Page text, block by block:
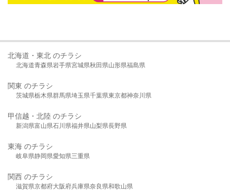
北海道・東北 のチラシ
北海道青森県岩手県宮城県秋田県山形県福島県
関東 のチラシ
茨城県栃木県群馬県埼玉県千葉県東京都神奈川県
甲信越・北陸 のチラシ
新潟県富山県石川県福井県山梨県長野県
東海 のチラシ
岐阜県静岡県愛知県三重県
関西 のチラシ
滋賀県京都府大阪府兵庫県奈良県和歌山県